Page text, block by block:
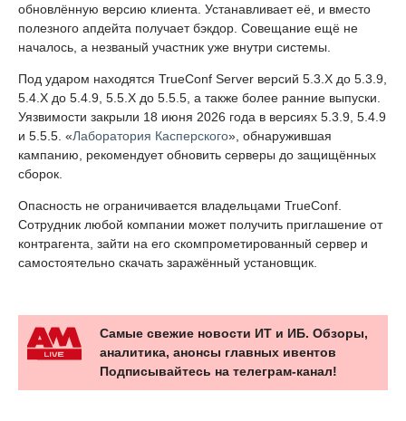
обновлённую версию клиента. Устанавливает её, и вместо
полезного апдейта получает бэкдор. Совещание ещё не
началось, а незваный участник уже внутри системы.
Под ударом находятся TrueConf Server версий 5.3.X до 5.3.9,
5.4.X до 5.4.9, 5.5.X до 5.5.5, а также более ранние выпуски.
Уязвимости закрыли 18 июня 2026 года в версиях 5.3.9, 5.4.9
и 5.5.5. «Лаборатория Касперского», обнаружившая
кампанию, рекомендует обновить серверы до защищённых
сборок.
Опасность не ограничивается владельцами TrueConf.
Сотрудник любой компании может получить приглашение от
контрагента, зайти на его скомпрометированный сервер и
самостоятельно скачать заражённый установщик.
Самые свежие новости ИТ и ИБ. Обзоры,
аналитика, анонсы главных ивентов
Подписывайтесь на телеграм-канал!